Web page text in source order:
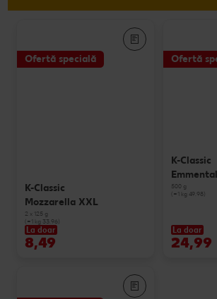
Ofertă specială
K-Classic
Mozzarella XXL
2 x 125 g
(=1 kg 33.96)
La doar
8,49
Ofertă
K-Classic
500 g
(=1 kg 49.98)
La doar
24,99